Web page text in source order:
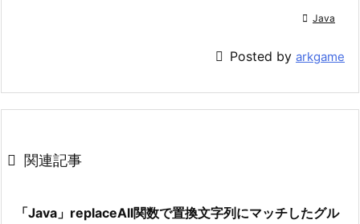
 Java
 Posted by arkgame
 関連記事
「Java」replaceAll関数で置換文字列にマッチしたグル